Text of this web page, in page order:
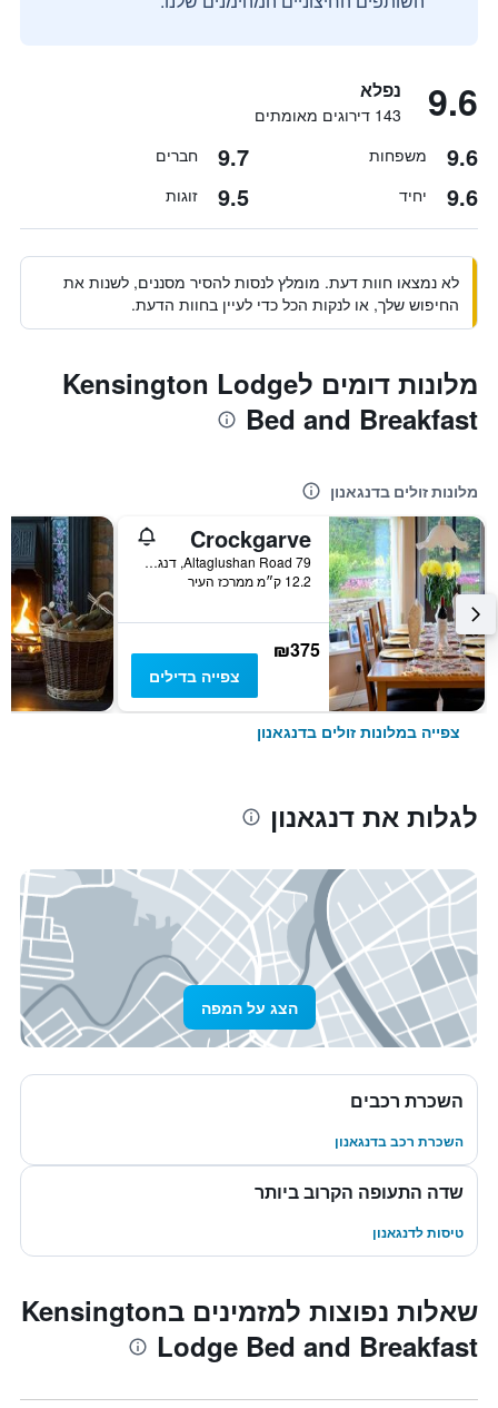
9.6 נפלא
143 דירוגים מאומתים
9.6 משפחות 9.7 חברים
9.6 יחיד 9.5 זוגות
לא נמצאו חוות דעת. מומלץ לנסות להסיר מסננים, לשנות את
החיפוש שלך, או לנקות הכל כדי לעיין בחוות הדעת.
מלונות דומים לKensington Lodge
Bed and Breakfast
מלונות זולים בדנגאנון
Crockgarve
79 Altaglushan Road, דנגאנון, בריטניה
12.2 ק״מ ממרכז העיר
₪375
צפייה בדילים
צפייה במלונות זולים בדנגאנון
לגלות את דנגאנון
הצג על המפה
השכרת רכבים
השכרת רכב בדנגאנון
שדה התעופה הקרוב ביותר
טיסות לדנגאנון
שאלות נפוצות למזמינים בKensington
Lodge Bed and Breakfast